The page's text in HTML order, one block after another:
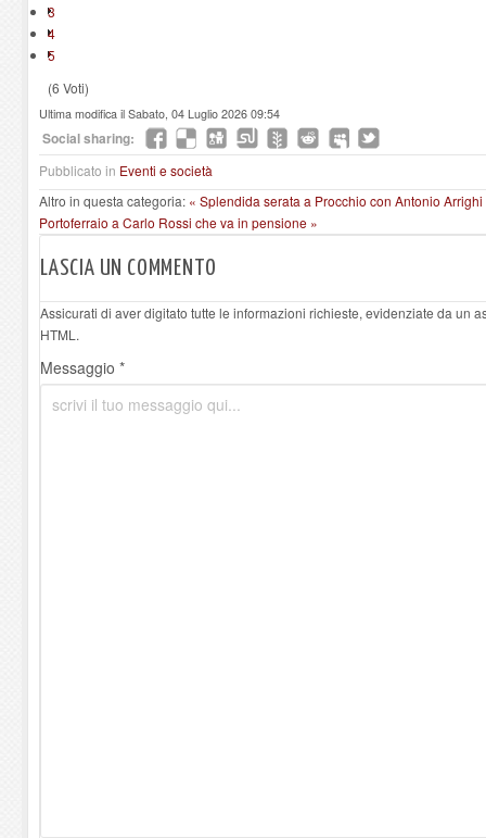
3
4
5
(6 Voti)
Ultima modifica il Sabato, 04 Luglio 2026 09:54
Social sharing:
Pubblicato in Eventi e società
Altro in questa categoria: « Splendida serata a Procchio con Antonio
Portoferraio a Carlo Rossi che va in pensione »
LASCIA UN COMMENTO
Assicurati di aver digitato tutte le informazioni richieste, evidenziate da un
HTML.
Messaggio *